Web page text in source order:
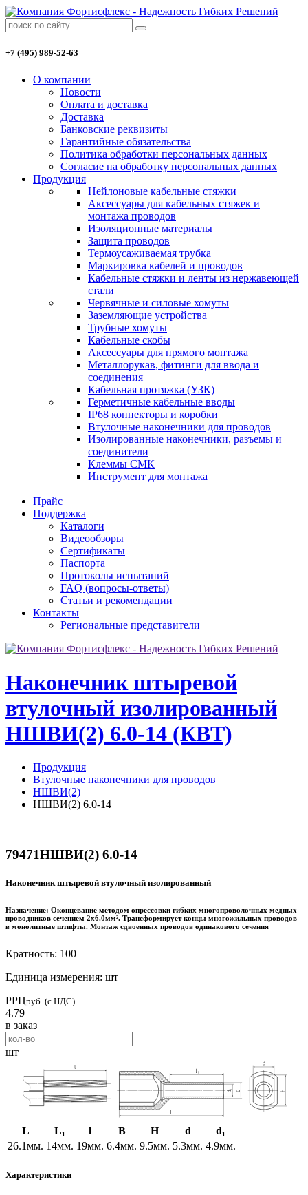
+7 (495) 989-52-63
О компании
Новости
Оплата и доставка
Доставка
Банковские реквизиты
Гарантийные обязательства
Политика обработки персональных данных
Согласие на обработку персональных данных
Продукция
Нейлоновые кабельные стяжки
Аксессуары для кабельных стяжек и
монтажа проводов
Изоляционные материалы
Защита проводов
Термоусаживаемая трубка
Маркировка кабелей и проводов
Кабельные стяжки и ленты из нержавеющей
стали
Червячные и силовые хомуты
Заземляющие устройства
Трубные хомуты
Кабельные скобы
Аксессуары для прямого монтажа
Металлорукав, фитинги для ввода и
соединения
Кабельная протяжка (УЗК)
Герметичные кабельные вводы
IP68 коннекторы и коробки
Втулочные наконечники для проводов
Изолированные наконечники, разъемы и
соединители
Клеммы СМК
Инструмент для монтажа
Прайс
Поддержка
Каталоги
Видеообзоры
Сертификаты
Паспорта
Протоколы испытаний
FAQ (вопросы-ответы)
Статьи и рекомендации
Контакты
Региональные представители
Наконечник штыревой
втулочный изолированный
НШВИ(2) 6.0-14 (КВТ)
Продукция
Втулочные наконечники для проводов
НШВИ(2)
НШВИ(2) 6.0-14
79471НШВИ(2) 6.0-14
Наконечник штыревой втулочный изолированный
Назначение: Оконцевание методом опрессовки гибких многопроволочных медных
проводников сечением 2х6.0мм². Трансформирует концы многожильных проводов
в монолитные штифты. Монтаж сдвоенных проводов одинакового сечения
Кратность: 100
Единица измерения: шт
РРЦруб. (с НДС)
4.79
в заказ
шт
L L₁ l B H d
d₁
26.1мм. 14мм. 19мм. 6.4мм. 9.5мм. 5.3мм. 4.9мм.
Характеристики